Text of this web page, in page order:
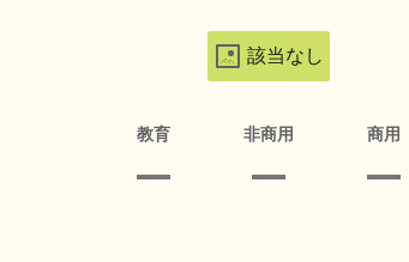
該当なし
教育 非商用 商用